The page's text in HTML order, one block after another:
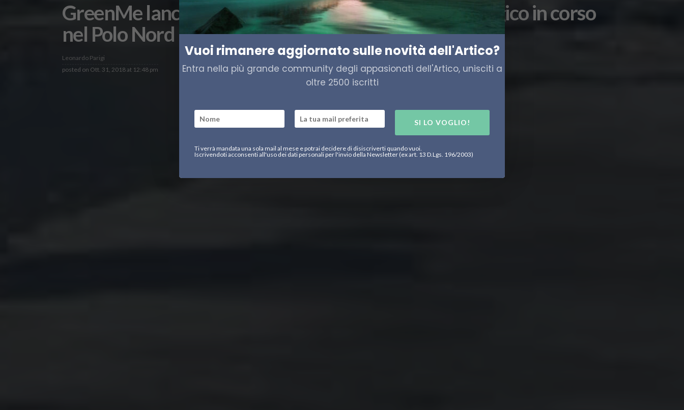
GreenMe lancia l’ennesimo allarme sul disastro ecologico in corso
nel Polo Nord
Leonardo Parigi
posted on Ott. 31, 2018 at 12:48 pm
Vuoi rimanere aggiornato sulle novità dell'Artico?
Entra nella più grande community degli appasionati dell'Artico, unisciti a
oltre 2500 iscritti
SI LO VOGLIO!
Ti verrà mandata una sola mail al mese e potrai decidere di disiscriverti quando vuoi.
Iscrivendoti acconsenti all'uso dei dati personali per l'invio della Newsletter (ex art. 13 D.Lgs. 196/2003)